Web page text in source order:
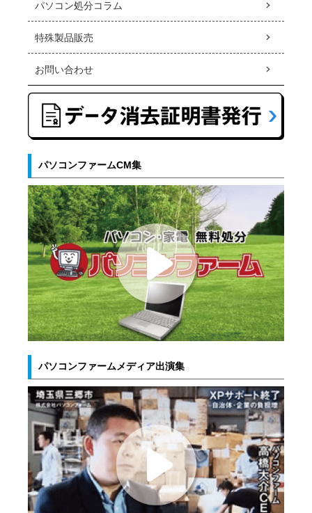
パソコン処分コラム
特殊製品販売
お問い合わせ
パソコンファームCM集
パソコンファームメディア出演集